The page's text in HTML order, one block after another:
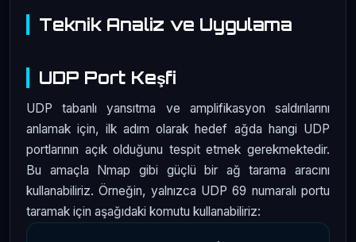
Teknik Analiz ve Uygulama
UDP Port Keşfi
UDP tabanlı yansıtma ve amplifikasyon saldırılarını
anlamak için, ilk adım olarak hedef ağda hangi UDP
portlarının açık olduğunu tespit etmek gerekmektedir.
Bu amaçla Nmap gibi güçlü bir ağ tarama aracını
kullanabiliriz. Örneğin, yalnızca UDP 69 numaralı portu
taramak için aşağıdaki komutu kullanabiliriz: